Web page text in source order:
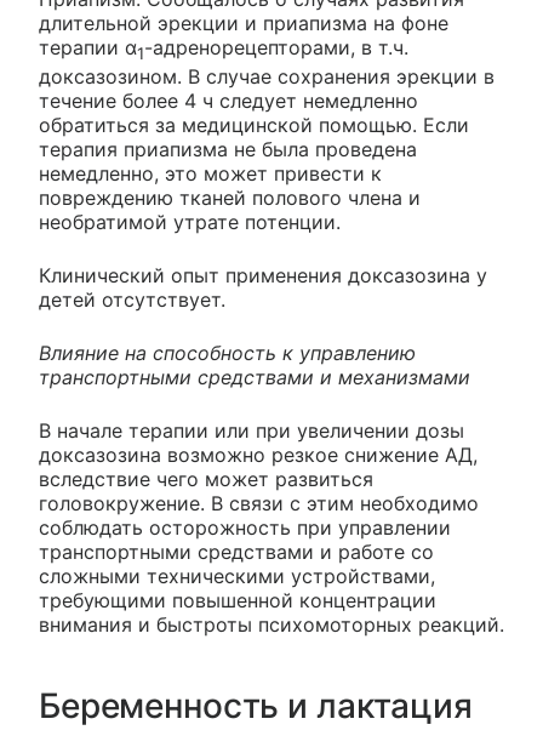
длительной эрекции и приапизма на фоне
терапии α1-адренорецепторами, в т.ч.
доксазозином. В случае сохранения эрекции в
течение более 4 ч следует немедленно
обратиться за медицинской помощью. Если
терапия приапизма не была проведена
немедленно, это может привести к
повреждению тканей полового члена и
необратимой утрате потенции.
Клинический опыт применения доксазозина у
детей отсутствует.
Влияние на способность к управлению
транспортными средствами и механизмами
В начале терапии или при увеличении дозы
доксазозина возможно резкое снижение АД,
вследствие чего может развиться
головокружение. В связи с этим необходимо
соблюдать осторожность при управлении
транспортными средствами и работе со
сложными техническими устройствами,
требующими повышенной концентрации
внимания и быстроты психомоторных реакций.
Беременность и лактация